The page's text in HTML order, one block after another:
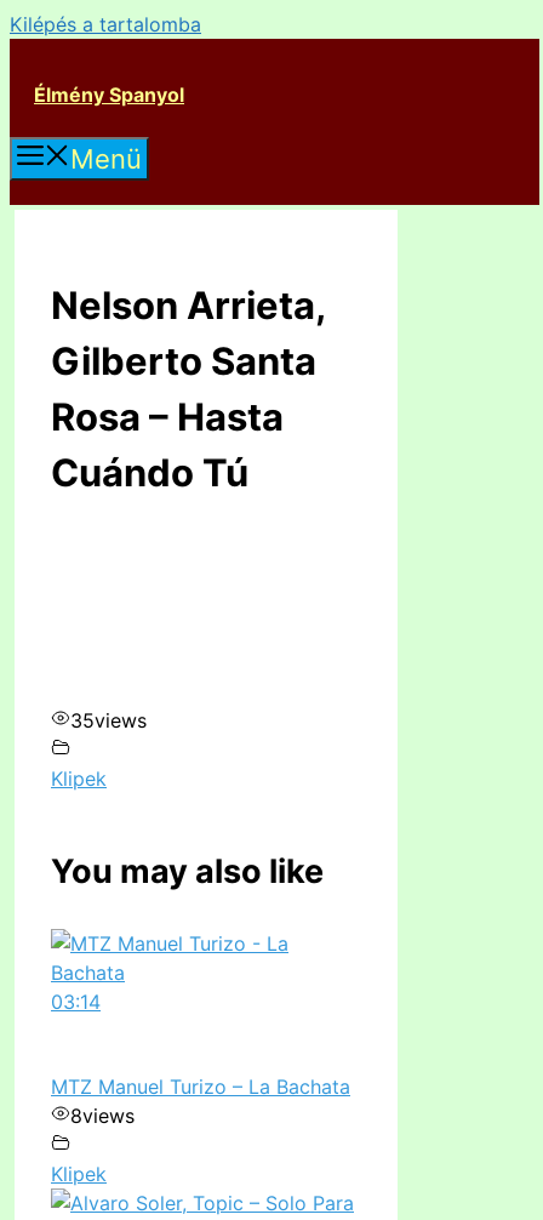
Kilépés a tartalomba
Élmény Spanyol
Menü
Nelson Arrieta,
Gilberto Santa
Rosa – Hasta
Cuándo Tú
35views
Klipek
You may also like
03:14
MTZ Manuel Turizo – La Bachata
8views
Klipek